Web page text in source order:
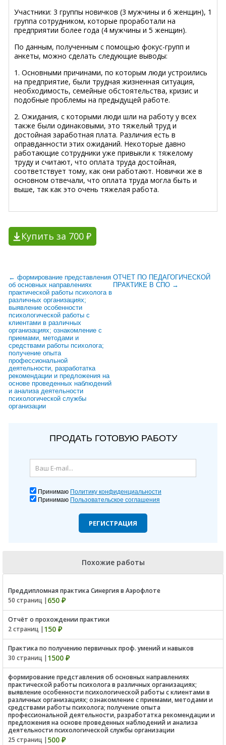
Участники: 3 группы новичков (3 мужчины и 6 женщин), 1
группа сотрудником, которые проработали на
предприятии более года (4 мужчины и 5 женщин).
По данным, полученным с помощью фокус-групп и
анкеты, можно сделать следующие выводы:
1. Основными причинами, по которым люди устроились
на предприятие, были трудная жизненная ситуация,
необходимость, семейные обстоятельства, кризис и
подобные проблемы на предыдущей работе.
2. Ожидания, с которыми люди шли на работу у всех
также были одинаковыми, это тяжелый труд и
достойная заработная плата. Различия есть в
оправданности этих ожиданий. Некоторые давно
работающие сотрудники уже привыкли к тяжелому
труду и считают, что оплата труда достойная,
соответствует тому, как они работают. Новички же в
основном отвечали, что оплата труда могла быть и
выше, так как это очень тяжелая работа.
Купить за 700 ₽
← формирование представления
об основных направлениях
практической работы психолога в
различных организациях;
выявление особенности
психологической работы с
клиентами в различных
организациях; ознакомление с
приемами, методами и
средствами работы психолога;
получение опыта
профессиональной
деятельности, разработатка
рекомендации и предложения на
основе проведенных наблюдений
и анализа деятельности
психологической службы
организации
ОТЧЕТ ПО ПЕДАГОГИЧЕСКОЙ
ПРАКТИКЕ В СПО →
ПРОДАТЬ ГОТОВУЮ РАБОТУ
Принимаю Политику конфиденциальности
Принимаю Пользовательское соглашения
РЕГИСТРАЦИЯ
Похожие работы
Преддипломная практика Синергия в Аэрофлоте
50 страниц | 650 ₽
Отчёт о прохождении практики
2 страниц | 150 ₽
Практика по получению первичных проф. умений и навыков
30 страниц | 1500 ₽
формирование представления об основных направлениях
практической работы психолога в различных организациях;
выявление особенности психологической работы с клиентами в
различных организациях; ознакомление с приемами, методами и
средствами работы психолога; получение опыта
профессиональной деятельности, разработатка рекомендации и
предложения на основе проведенных наблюдений и анализа
деятельности психологической службы организации
25 страниц | 500 ₽